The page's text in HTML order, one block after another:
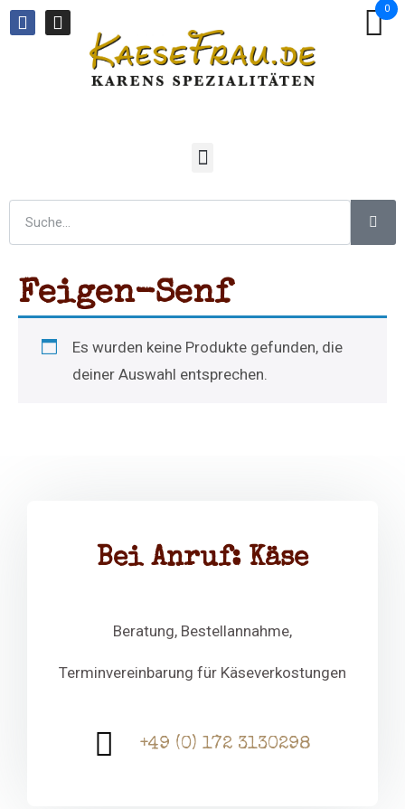
0
Feigen-Senf
Es wurden keine Produkte gefunden, die
deiner Auswahl entsprechen.
Bei Anruf: Käse
Beratung, Bestellannahme,
Terminvereinbarung für Käseverkostungen
+49 (0) 172 3130298